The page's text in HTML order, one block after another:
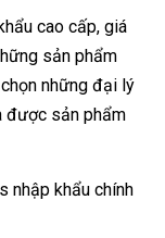
cao cấp, giá
sản phẩm
những đại lý
được sản phẩm
nhập khẩu chính